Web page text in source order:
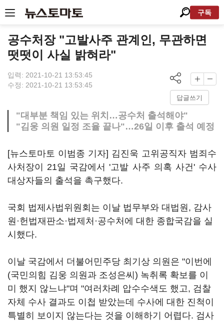
구독
공수처장 "고발사주 관계인, 무관하면
떳떳이 사실 밝혀라"
입력: 2021-10-21 13:53:45
수정: 2021-10-21 13:53:45
답글쓰기
"대부분 책임 있는 위치…공수처 출석해야"
"김웅 의원 일정 조율 끝나"…26일 이후 출석 예정
[뉴스토마토 이범종 기자] 김진욱 고위공직자 범죄수
사처장이 21일 국감에서 '고발 사주 의혹 사건' 수사
대상자들의 출석을 촉구했다.
국회 법제사법위원회는 이날 법무부와 대법원, 감사
원·헌법재판소·법제처·공수처에 대한 종합국감을 실
시했다.
이날 국감에서 더불어민주당 최기상 의원은 "이번에
(국민의힘 김웅 의원과 조성은씨) 녹취록 확보를 이
미 했지 않느냐"며 "여러차례 압수수색도 했고, 검찰
자체 수사 결과도 이첩 받았는데 수사에 대한 진척이
특별히 보이지 않는다는 것을 이해하기 어렵다. 검사